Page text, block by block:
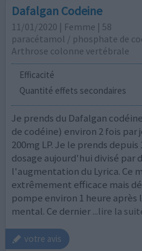
Dafalgan Codeine
11/01/2020 | Femme | 58
paracétamol / phosphate de
Arthrose colonne vertébrale
Efficacité
Quantité effets secondaires
Je prends du Dafalgan
de codéine) environ 2 fois par
200mg LP. Je le prends
dosage aujourd'hui divisé par
l'augmentation du Lyrica. Ce
extrêmement efficace mais
pompe environ 1 heure
mental. Ce dernier...lire la
votre avis